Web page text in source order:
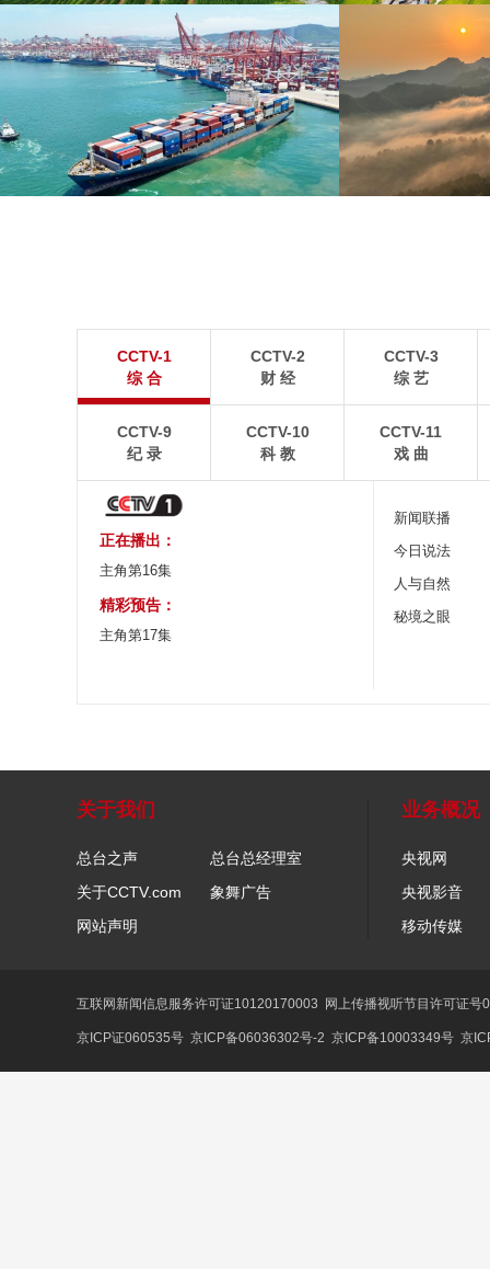
暑期出游 乐享美好时光
炎炎夏日，暑期旅游热度持续攀升。人们亲近山水，
重庆梁平：优质
8月6日，重庆梁平星
8月5日，“科伦坡”轮缓缓驶离山东港口青岛港前湾联
合集装箱码头。
8月6日，河北承德，
CCTV-1
综 合
CCTV-2
财 经
CCTV-3
综 艺
CCTV-9
纪 录
CCTV-10
科 教
CCTV-11
戏 曲
正在播出：
主角第16集
精彩预告：
主角第17集
新闻联播
今日说法
人与自然
秘境之眼
关于我们
总台之声
总台总经理室
关于CCTV.com
象舞广告
网站声明
业务概况
央视网
央视影音
移动传媒
互联网新闻信息服务许可证10120170003 网上传播视听节目许可证
京ICP证060535号 京ICP备06036302号-2 京ICP备10003349号 京